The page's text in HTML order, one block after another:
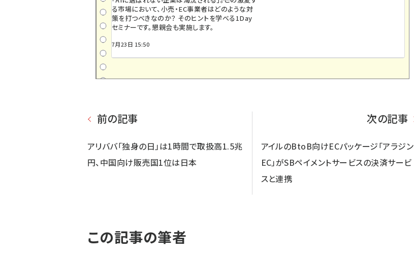
る市場において、小売・EC事業者はどのような対
策を打つべきなのか？ そのヒントを学べる1Day
セミナーです。懇親会も実施します。
7月23日 15:50
前の記事
アリババ「独身の日」は1時間で取扱高1.5兆
円、中国向け販売国1位は日本
次の記事
アイルのBtoB向けECパッケージ「アラジン
EC」がSBペイメントサービスの決済サービ
スと連携
この記事の筆者